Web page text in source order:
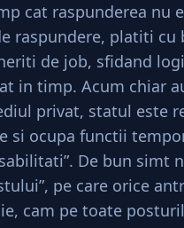
cat raspunderea nu
raspundere, platiti
de job, sfidand
in timp. Acum chiar
privat, statul este
si ocupa functii
De bun simt
pe care orice
cam pe toate